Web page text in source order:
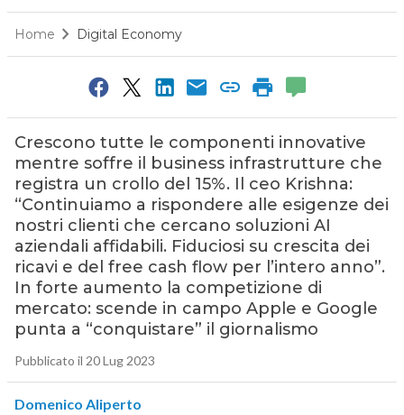
Home Digital Economy
Crescono tutte le componenti innovative
mentre soffre il business infrastrutture che
registra un crollo del 15%. Il ceo Krishna:
“Continuiamo a rispondere alle esigenze dei
nostri clienti che cercano soluzioni AI
aziendali affidabili. Fiduciosi su crescita dei
ricavi e del free cash flow per l’intero anno”.
In forte aumento la competizione di
mercato: scende in campo Apple e Google
punta a “conquistare” il giornalismo
Pubblicato il 20 Lug 2023
Domenico Aliperto